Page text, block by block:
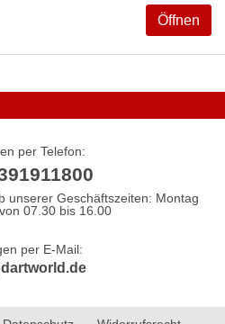
Öffnen
per Telefon:
unserer Geschäftszeiten: Montag
07.30 bis 16.00
per E-Mail: